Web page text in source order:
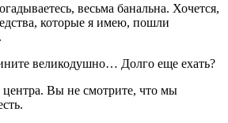
весьма банальна. Хочется,
которые я имею, пошли
великодушно… Долго еще ехать?
Вы не смотрите, что мы